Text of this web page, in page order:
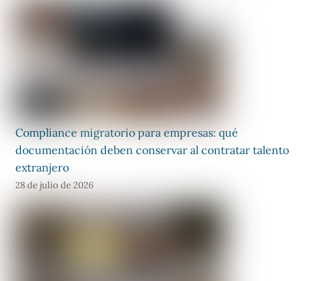
Compliance migratorio para empresas: qué
documentación deben conservar al contratar talento
extranjero
28 de julio de 2026